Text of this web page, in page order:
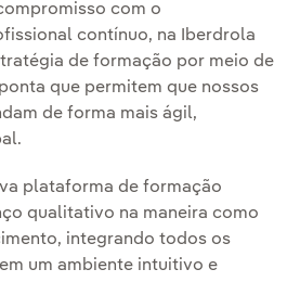
com o
contínuo, na Iberdrola
de formação por meio de
que permitem que nossos
de forma mais ágil,
plataforma de formação
qualitativo na maneira como
integrando todos os
um ambiente intuitivo e